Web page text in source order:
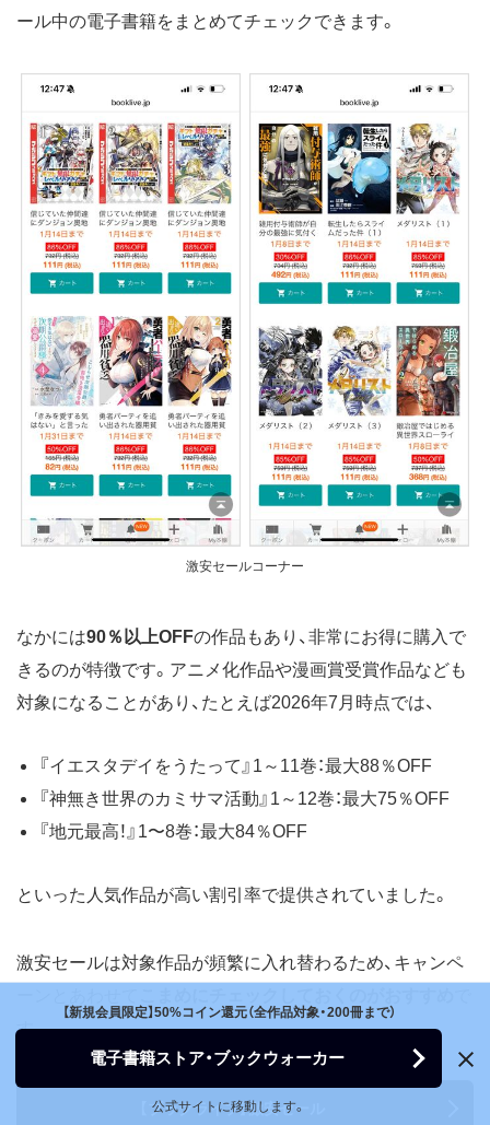
ール中の電子書籍をまとめてチェックできます。
激安セールコーナー
なかには90％以上OFFの作品もあり、非常にお得に購入で
きるのが特徴です。アニメ化作品や漫画賞受賞作品なども
対象になることがあり、たとえば2026年7月時点では、
『イエスタデイをうたって』1～11巻：最大88％OFF
『神無き世界のカミサマ活動』1～12巻：最大75％OFF
『地元最高！』1〜8巻：最大84％OFF
といった人気作品が高い割引率で提供されていました。
激安セールは対象作品が頻繁に入れ替わるため、キャンペ
す。
【ブックライブ】激安セール
【新規会員限定】50%コイン還元（全作品対象・200冊まで）
電子書籍ストア・ブックウォーカー
公式サイトに移動します。